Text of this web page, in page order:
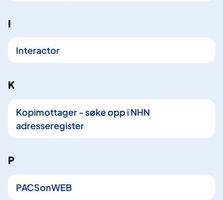
I
Interactor
K
Kopimottager - søke opp i NHN
adresseregister
P
PACSonWEB